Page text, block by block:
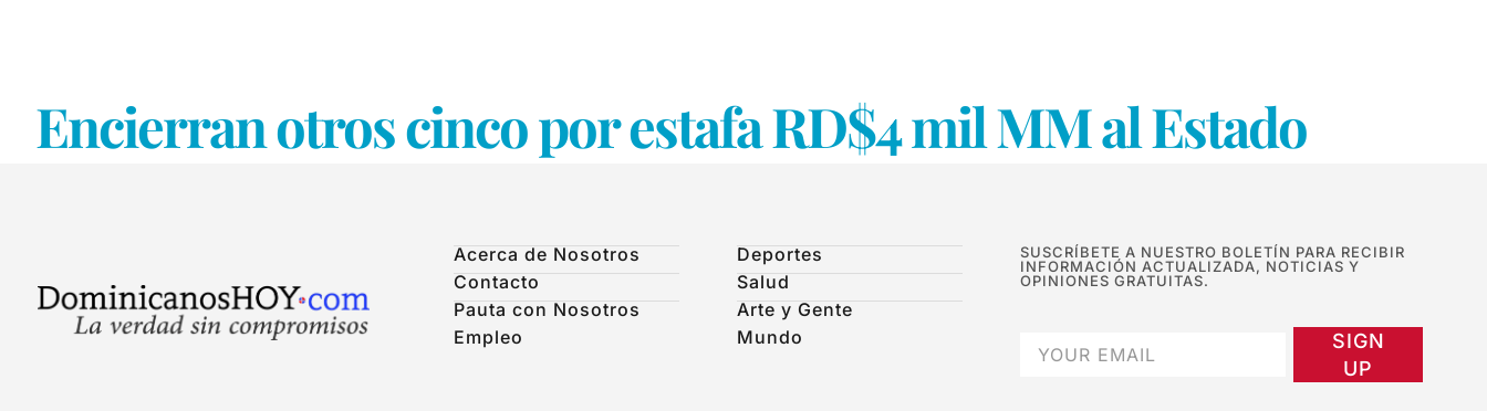
Encierran otros cinco por estafa RD$4 mil MM al Estado
Acerca de Nosotros
Contacto
Pauta con Nosotros
Empleo
Deportes
Salud
Arte y Gente
Mundo
SUSCRÍBETE A NUESTRO BOLETÍN PARA RECIBIR
INFORMACIÓN ACTUALIZADA, NOTICIAS Y
OPINIONES GRATUITAS.
SIGN
UP